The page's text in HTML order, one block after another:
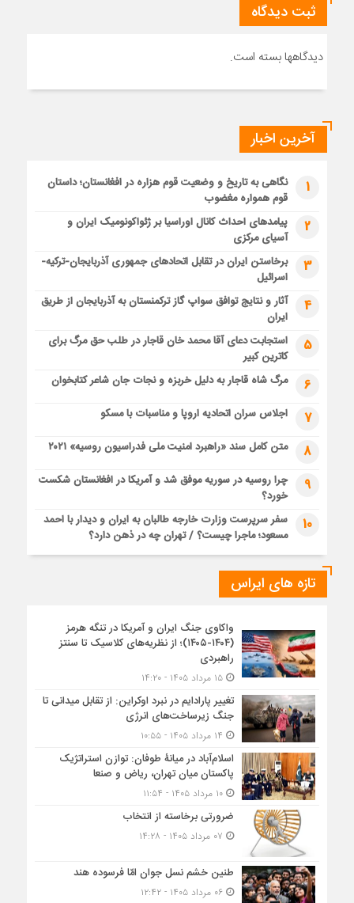
ثبت دیدگاه
دیدگاهها بسته است.
آخرین اخبار
1
نگاهی به تاریخ و وضعیت قوم هزاره در افغانستان؛ داستان
قوم همواره مغضوب
2
پیامدهای احداث کانال اوراسیا بر ژئواکونومیک ایران و
آسیای مرکزی
3
برخاستن ایران در تقابل اتحادهای جمهوری آذربایجان-ترکیه-
اسرائیل
4
آثار و نتایج توافق سواپ گاز ترکمنستان به آذربایجان از طریق
ایران
5
استجابت دعای آقا محمد خان قاجار در طلب حق مرگ برای
کاترین کبیر
6 مرگ شاه قاجار به دلیل خربزه و نجات جان شاعر کتابخوان
7 اجلاس سران اتحادیه اروپا و مناسبات با مسکو
8 متن کامل سند «راهبرد امنیت ملی فدراسیون روسیه» ۲۰۲۱
9
چرا روسیه در سوریه موفق شد و آمریکا در افغانستان شکست
خورد؟
10
سفر سرپرست وزارت خارجه طالبان به ایران و دیدار با احمد
مسعود؛ ماجرا چیست؟ / تهران چه در ذهن دارد؟
تازه های ایراس
واکاوی جنگ ایران و آمریکا در تنگه هرمز
(۱۴۰۴-۱۴۰۵)؛ از نظریه‌های کلاسیک تا سنتز
راهبردی
۱۵ مرداد ۱۴۰۵ - ۱۴:۲۰
تغییر پارادایم در نبرد اوکراین: از تقابل میدانی تا
جنگ زیرساخت‌های انرژی
اسلام‌آباد در میانۀ طوفان: توازن استراتژیک
پاکستان میان تهران، ریاض و صنعا
۱۰ مرداد ۱۴۰۵ - ۱۱:۵۴
ضرورتی برخاسته از انتخاب
طنین خشم نسل جوان امّا فرسوده هند
۰۶ مرداد ۱۴۰۵ - ۱۲:۴۲